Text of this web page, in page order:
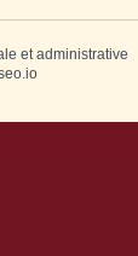
et administrative